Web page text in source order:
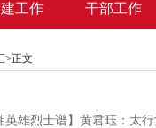
工作 干部工作
>正文
英雄烈士谱】黄君珏：太